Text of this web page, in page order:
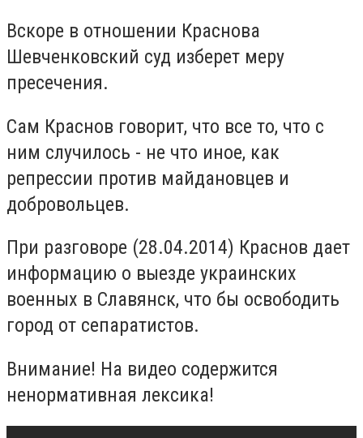
Вскоре в отношении Краснова
Шевченковский суд изберет меру
пресечения.
Сам Краснов говорит, что все то, что с
ним случилось - не что иное, как
репрессии против майдановцев и
добровольцев.
При разговоре (28.04.2014) Краснов дает
информацию о выезде украинских
военных в Славянск, что бы освободить
город от сепаратистов.
Внимание! На видео содержится
ненормативная лексика!